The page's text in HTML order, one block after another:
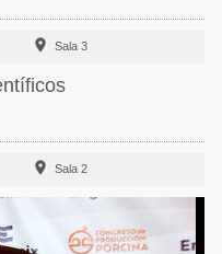
 Sala 3
 Sala 2